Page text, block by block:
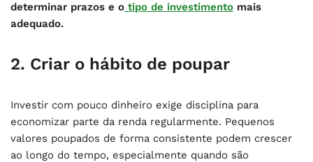
determinar prazos e o tipo de investimento mais
adequado.
2. Criar o hábito de poupar
Investir com pouco dinheiro exige disciplina para
economizar parte da renda regularmente. Pequenos
valores poupados de forma consistente podem crescer
ao longo do tempo, especialmente quando são